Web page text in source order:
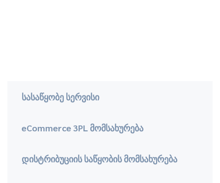
სასაწყობე სერვისი
eCommerce 3PL მომსახურება
დისტრიბუციის საწყობის მომსახურება